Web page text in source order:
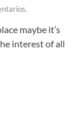
maybe it’s
interest of all